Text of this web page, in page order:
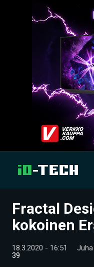
UUTISET
VIDEOT
Fractal
kokoinen
18.3.2020 - 16:51
39